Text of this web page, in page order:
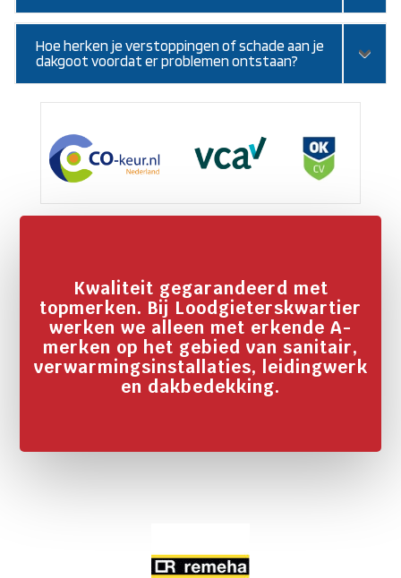
Hoe herken je verstoppingen of schade aan je
dakgoot voordat er problemen ontstaan?
Kwaliteit gegarandeerd met
topmerken. Bij Loodgieterskwartier
werken we alleen met erkende A-
merken op het gebied van sanitair,
verwarmingsinstallaties, leidingwerk
en dakbedekking.